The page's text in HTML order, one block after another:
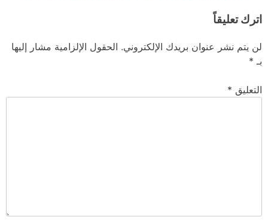
اترك تعليقاً
لن يتم نشر عنوان بريدك الإلكتروني. الحقول الإلزامية مشار إليها
بـ *
التعليق *